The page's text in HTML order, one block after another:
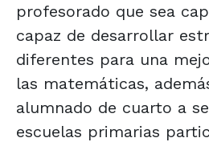
profesorado que sea
capaz de desarrollar
diferentes para una
las matemáticas,
alumnado de cuarto a
escuelas primarias